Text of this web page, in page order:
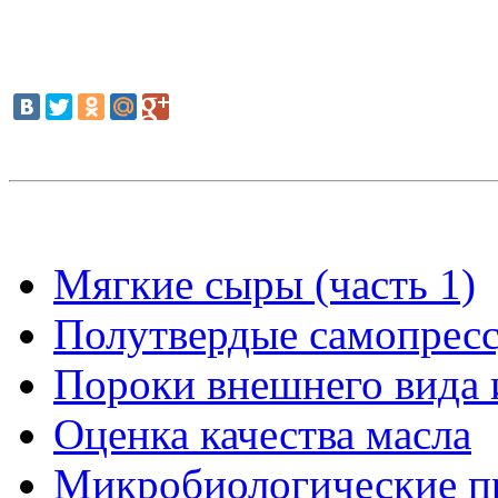
Мягкие сыры (часть 1)
Полутвердые
Пороки внешнего вида
Оценка качества масла
Микробиологические